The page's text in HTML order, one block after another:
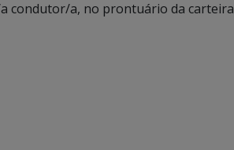
condutor/a, no prontuário da carteira